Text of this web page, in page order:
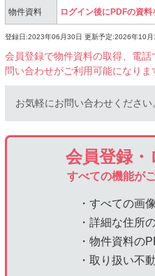
物件資料 ログイン後にPDFの資
登録日:2023年06月30日 更新予定:2026年10月
会員登録で物件資料の取得、電話
問い合わせがご利用可能になりま
お気軽にお問い合わせください
会員登録
すべての機能が
・すべての画
・詳細な住所
・物件資料の
・取り扱い不